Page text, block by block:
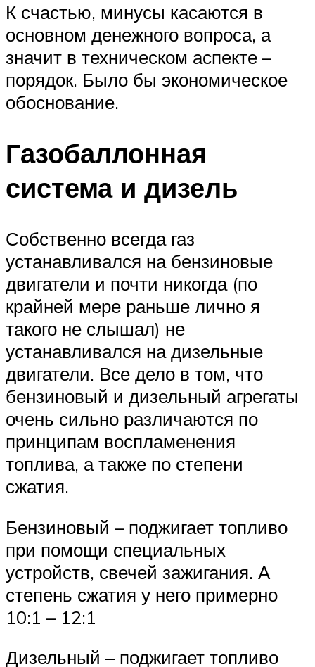
К счастью, минусы касаются в
основном денежного вопроса, а
значит в техническом аспекте –
порядок. Было бы экономическое
обоснование.
Газобаллонная
система и дизель
Собственно всегда газ
устанавливался на бензиновые
двигатели и почти никогда (по
крайней мере раньше лично я
такого не слышал) не
устанавливался на дизельные
двигатели. Все дело в том, что
бензиновый и дизельный агрегаты
очень сильно различаются по
принципам воспламенения
топлива, а также по степени
сжатия.
Бензиновый – поджигает топливо
при помощи специальных
устройств, свечей зажигания. А
степень сжатия у него примерно
10:1 – 12:1
Дизельный – поджигает топливо